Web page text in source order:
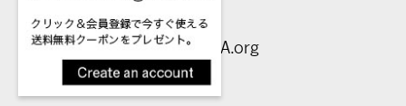
Visit MoMA.org